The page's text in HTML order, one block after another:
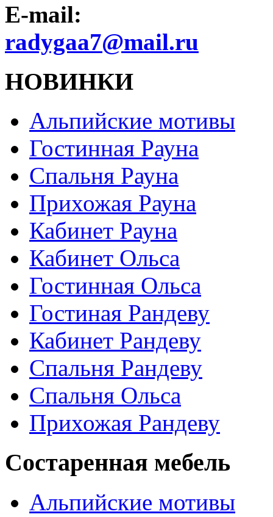
E-mail:
radygaa7@mail.ru
НОВИНКИ
Альпийские мотивы
Гостинная Рауна
Спальня Рауна
Прихожая Рауна
Кабинет Рауна
Кабинет Ольса
Гостинная Ольса
Гостиная Рандеву
Кабинет Рандеву
Спальня Рандеву
Спальня Ольса
Прихожая Рандеву
Состаренная мебель
Альпийские мотивы